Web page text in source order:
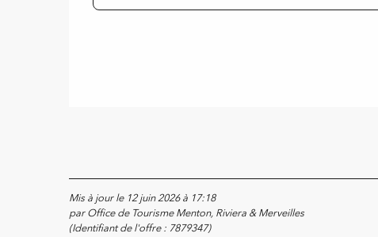
Mis à jour le 12 juin 2026 à 17:18
par Office de Tourisme Menton, Riviera & Merveilles
(Identifiant de l'offre : 7879347)